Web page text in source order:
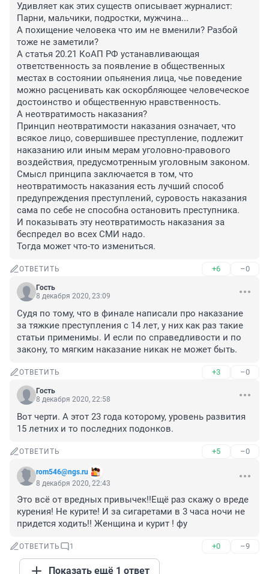
Удивляет как этих существ описывает журналист:
Парни, мальчики, подростки, мужчина...
А похищение человека что им не вменили? Разбой
тоже не заметили?
А статья 20.21 КоАП РФ устанавливающая
ответственность за появление в общественных
местах в состоянии опьянения лица, чье поведение
можно расценивать как оскорбляющее человеческое
достоинство и общественную нравственность.
А неотвратимость наказания?
Принцип неотвратимости наказания означает, что
всякое лицо, совершившее преступление, подлежит
наказанию или иным мерам уголовно-правового
воздействия, предусмотренным уголовным законом.
Смысл принципа заключается в том, что
неотвратимость наказания есть лучший способ
предупреждения преступлений, суровость наказания
сама по себе не способна остановить преступника.
И показывать эту неотвратимость наказания за
беспредел во всех СМИ надо.
Тогда может что-то измениться.
ОТВЕТИТЬ +6 –0
Гость
8 декабря 2020, 23:09
Судя по тому, что в финале написали про наказание
за тяжкие преступления с 14 лет, у них как раз такие
статьи применимы. И если по справедливости и по
закону, то мягким наказание никак не может быть.
ОТВЕТИТЬ +3 –0
Гость
8 декабря 2020, 22:58
Вот черти. А этот 23 года которому, уровень развития
15 летних и то последних подонков.
ОТВЕТИТЬ +5 –0
rom546@ngs.ru
8 декабря 2020, 22:43
Это всё от вредных привычек!!Ещё раз скажу о вреде
курения! Не курите! И за сигаретами в 3 часа ночи не
придется ходить!! Женщина и курит ! фу
ОТВЕТИТЬ 1 +0 –9
Показать ещё 1 ответ